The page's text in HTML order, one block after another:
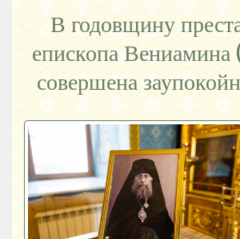
В годовщину
епископа
совершена